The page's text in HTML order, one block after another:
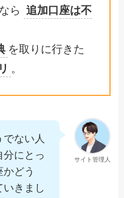
ら
追加口座は不
を取りに行きた
。
サイト管理人
ない人
分にとっ
どう
いきまし